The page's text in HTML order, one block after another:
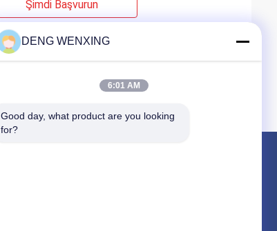
Şimdi Başvurun
DENG WENXING
6:01 AM
Good day, what product are you looking
for?